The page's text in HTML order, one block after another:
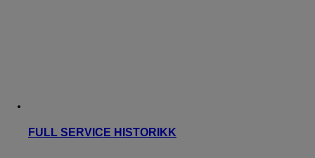
FULL SERVICE HISTORIKK